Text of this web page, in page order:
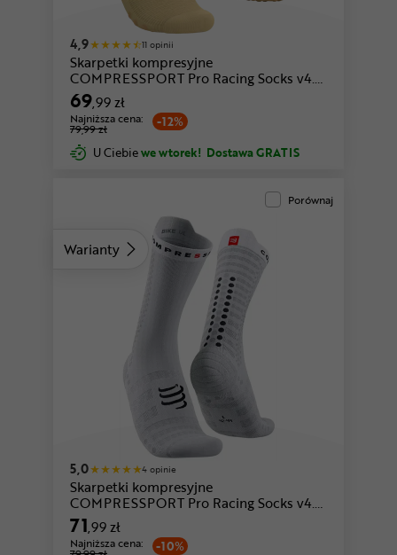
czarny-czerwony
4,9 11 opinii
Skarpetki kompresyjne
COMPRESSPORT Pro Racing Socks v4.0
Trail
69,99 zł
-12%
Najniższa cena:
79,99 zł
U Ciebiewe wtorek! Dostawa GRATIS
Warianty
Porównaj
5,0 4 opinie
Skarpetki kompresyjne
COMPRESSPORT Pro Racing Socks v4.0
Ultralight Bike
71,99 zł
-10%
Najniższa cena: